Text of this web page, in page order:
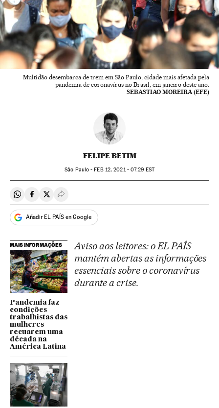
Multidão desembarca de trem em São Paulo, cidade mais afetada pela
pandemia de coronavírus no Brasil, em janeiro deste ano.
SEBASTIAO MOREIRA (EFE)
FELIPE BETIM
São Paulo -FEB12, 2021 - 07:29 EST
Compartir en Whatsapp
Compartir en Facebook
Compartir en Twitter
Desplegar Redes Sociales
Añadir EL PAÍS en Google
MAIS INFORMAÇÕES
Pandemia faz
condições
trabalhistas das
mulheres
recuarem uma
década na
América Latina
Aviso aos leitores: o EL PAÍS
mantém abertas as informações
essenciais sobre o coronavírus
durante a crise.